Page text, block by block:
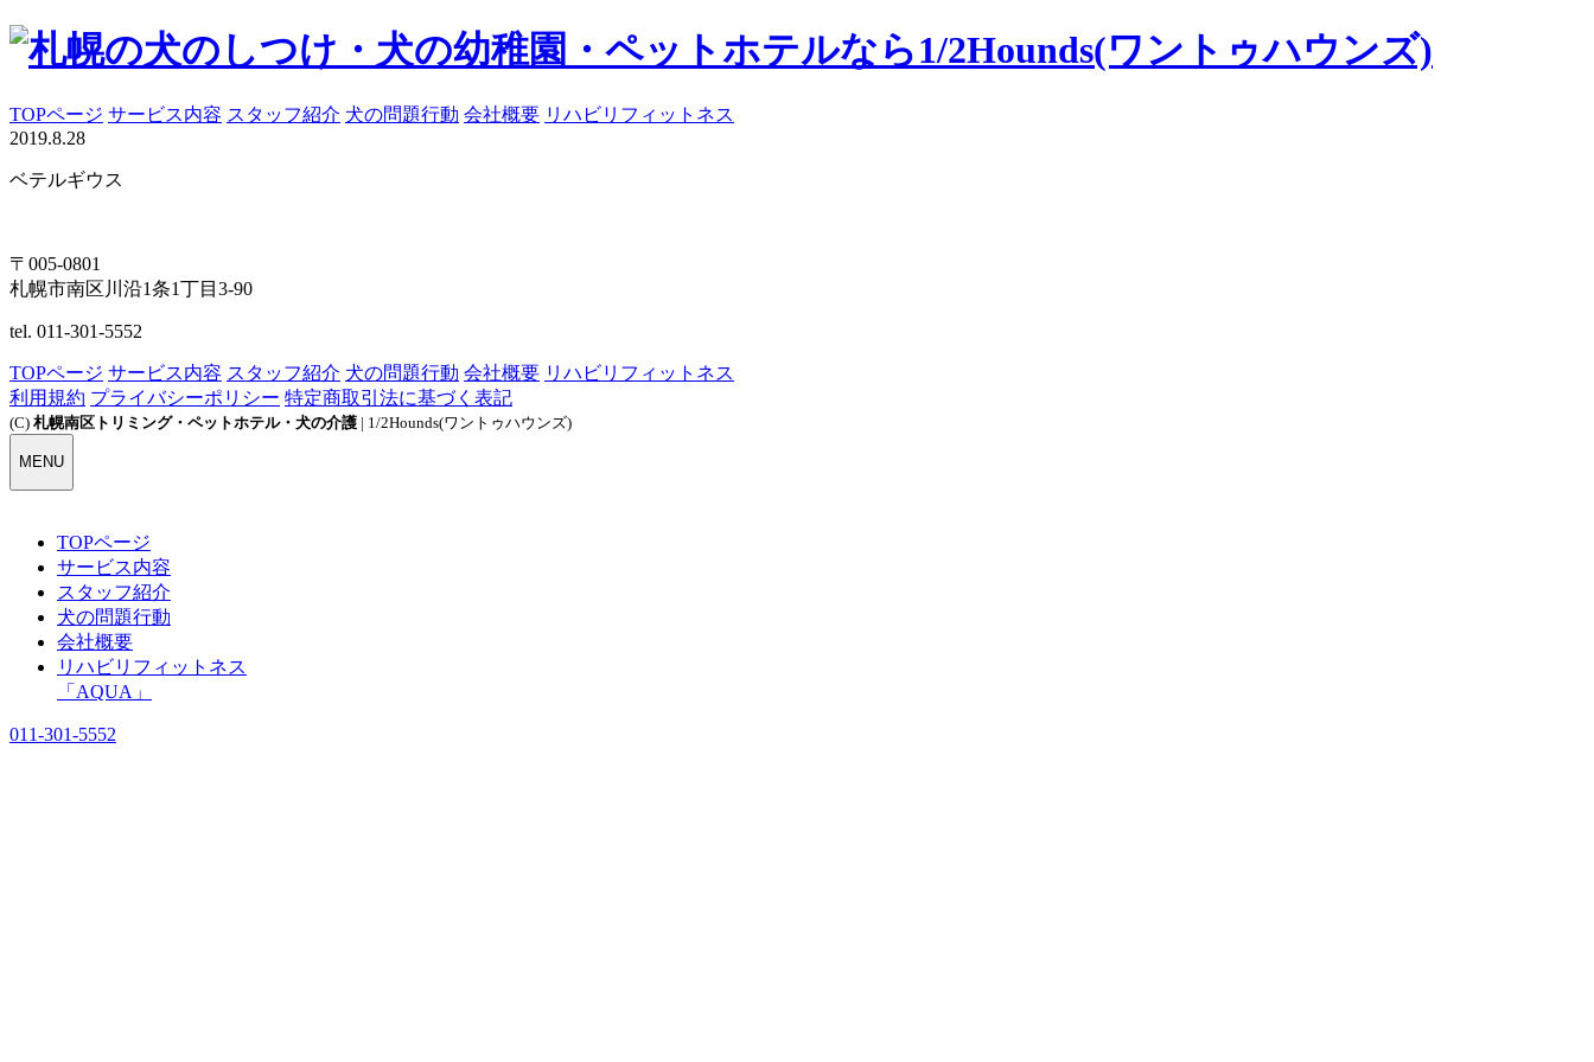
TOPページ サービス内容 スタッフ紹介 犬の問題行動 会社概要 リハビリフィットネス
2019.8.28
ベテルギウス
〒005-0801
札幌市南区川沿1条1丁目3-90
tel. 011-301-5552
TOPページ サービス内容 スタッフ紹介 犬の問題行動 会社概要 リハビリフィットネス
利用規約 プライバシーポリシー 特定商取引法に基づく表記
(C) 札幌南区トリミング・ペットホテル・犬の介護 | 1/2Hounds(ワントゥハウンズ)
MENU
TOPページ
サービス内容
スタッフ紹介
犬の問題行動
会社概要
リハビリフィットネス
「AQUA」
011-301-5552